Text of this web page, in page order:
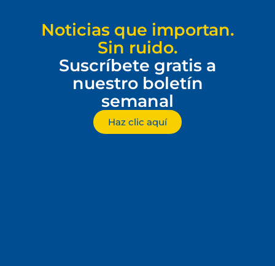
Noticias que importan.
Sin ruido.
Suscríbete gratis a
nuestro boletín
semanal
Haz clic aquí